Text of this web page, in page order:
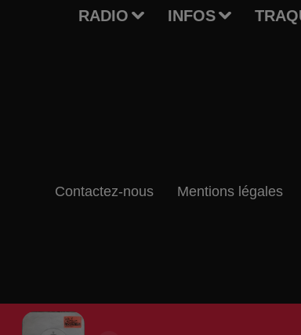
RADIO INFOS
Contactez-nous Mentions légales